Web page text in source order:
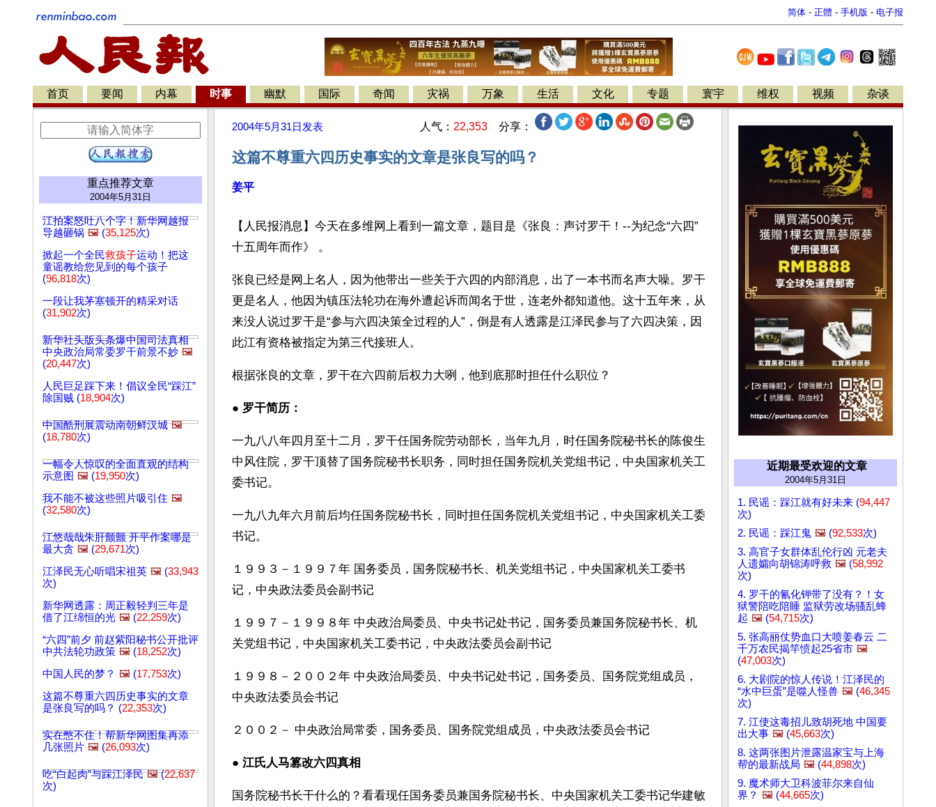
简体 - 正體 - 手机版 - 电子报
首页 要闻 内幕 时事 幽默 国际 奇闻 灾祸 万象 生活 文化 专题 寰宇 维权 视频 杂谈
重点推荐文章
2004年5月31日
江拍案怒吐八个字！新华网越报
导越砸锅 🖼️ (35,125次)
掀起一个全民救孩子运动！把这
童谣教给您见到的每个孩子
(96,818次)
一段让我茅塞顿开的精采对话
(31,902次)
新华社头版头条爆中国司法真相
中央政治局常委罗干前景不妙 🖼️
(20,447次)
人民巨足踩下来！倡议全民“踩江”
除国贼 (18,904次)
中国酷刑展震动南朝鲜汉城 🖼️
(18,780次)
一幅令人惊叹的全面直观的结构
示意图 🖼️ (19,950次)
我不能不被这些照片吸引住 🖼️
(32,580次)
江悠哉哉朱肝颤颤 开平作案哪是
最大贪 🖼️ (29,671次)
江泽民无心听唱宋祖英 🖼️ (33,943
次)
新华网透露：周正毅轻判三年是
借了江绵恒的光 🖼️ (22,259次)
“六四”前夕 前赵紫阳秘书公开批评
中共法轮功政策 🖼️ (18,252次)
中国人民的梦？ 🖼️ (17,753次)
这篇不尊重六四历史事实的文章
是张良写的吗？ (22,353次)
实在憋不住！帮新华网图集再添
几张照片 🖼️ (26,093次)
吃“白起肉”与踩江泽民 🖼️(22,637
次)
2004年5月31日 发表 人气： 22,353 分享：
这篇不尊重六四历史事实的文章是张良写的吗？
姜平
【人民报消息】今天在多维网上看到一篇文章，题目是《张良：声讨罗干！--为纪念“六四”
十五周年而作》 。
张良已经是网上名人，因为他带出一些关于六四的内部消息，出了一本书而名声大噪。罗干
更是名人，他因为镇压法轮功在海外遭起诉而闻名于世，连老外都知道他。这十五年来，从
来没人说过罗干是“参与六四决策全过程的人”，倒是有人透露是江泽民参与了六四决策，因
此江有资格被指定为第三代接班人。
根据张良的文章，罗干在六四前后权力大咧，他到底那时担任什么职位？
● 罗干简历：
一九八八年四月至十二月，罗干任国务院劳动部长，当年九月，时任国务院秘书长的陈俊生
中风住院，罗干顶替了国务院秘书长职务，同时担任国务院机关党组书记，中央国家机关工
委书记。
一九八九年六月前后均任国务院秘书长，同时担任国务院机关党组书记，中央国家机关工委
书记。
１９９３－１９９７年 国务委员，国务院秘书长、机关党组书记，中央国家机关工委书
记，中央政法委员会副书记
１９９７－１９９８年 中央政治局委员、中央书记处书记，国务委员兼国务院秘书长、机
关党组书记，中央国家机关工委书记，中央政法委员会副书记
１９９８－２００２年 中央政治局委员、中央书记处书记，国务委员、国务院党组成员，
中央政法委员会书记
２００２－ 中央政治局常委，国务委员、国务院党组成员，中央政法委员会书记
● 江氏人马篡改六四真相
国务院秘书长干什么的？看看现任国务委员兼国务院秘书长、中央国家机关工委书记华建敏
近期最受欢迎的文章
2004年5月31日
1. 民谣：踩江就有好未来 (94,447
次)
2. 民谣：踩江鬼 🖼️ (92,533次)
3. 高官子女群体乱伦行凶 元老夫
人遗孀向胡锦涛呼救 🖼️ (58,992
次)
4. 罗干的氰化钾带了没有？！女
狱警陪吃陪睡 监狱劳改场骚乱蜂
起 🖼️ (54,715次)
5. 张高丽仗势血口大喷姜春云 二
千万农民揭竿愤起25省市 🖼️
(47,003次)
6. 大剧院的惊人传说！江泽民的
“水中巨蛋”是噬人怪兽 🖼️ (46,345
次)
7. 江使这毒招儿致胡死地 中国要
出大事 🖼️ (45,663次)
8. 这两张图片泄露温家宝与上海
帮的最新战局 🖼️ (44,898次)
9. 魔术师大卫科波菲尔来自仙
界？ 🖼️ (44,665次)